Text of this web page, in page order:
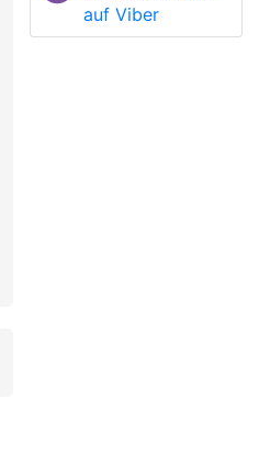
auf Viber